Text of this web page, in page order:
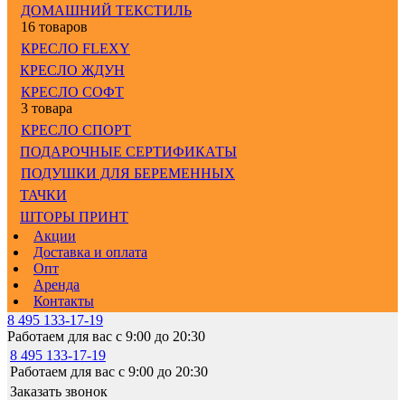
ДОМАШНИЙ ТЕКСТИЛЬ
16 товаров
КРЕСЛО FLEXY
КРЕСЛО ЖДУН
КРЕСЛО СОФТ
3 товара
КРЕСЛО СПОРТ
ПОДАРОЧНЫЕ СЕРТИФИКАТЫ
ПОДУШКИ ДЛЯ БЕРЕМЕННЫХ
ТАЧКИ
ШТОРЫ ПРИНТ
Акции
Доставка и оплата
Опт
Аренда
Контакты
8 495 133-17-19
Работаем для вас с 9:00 до 20:30
8 495 133-17-19
Работаем для вас с 9:00 до 20:30
Заказать звонок